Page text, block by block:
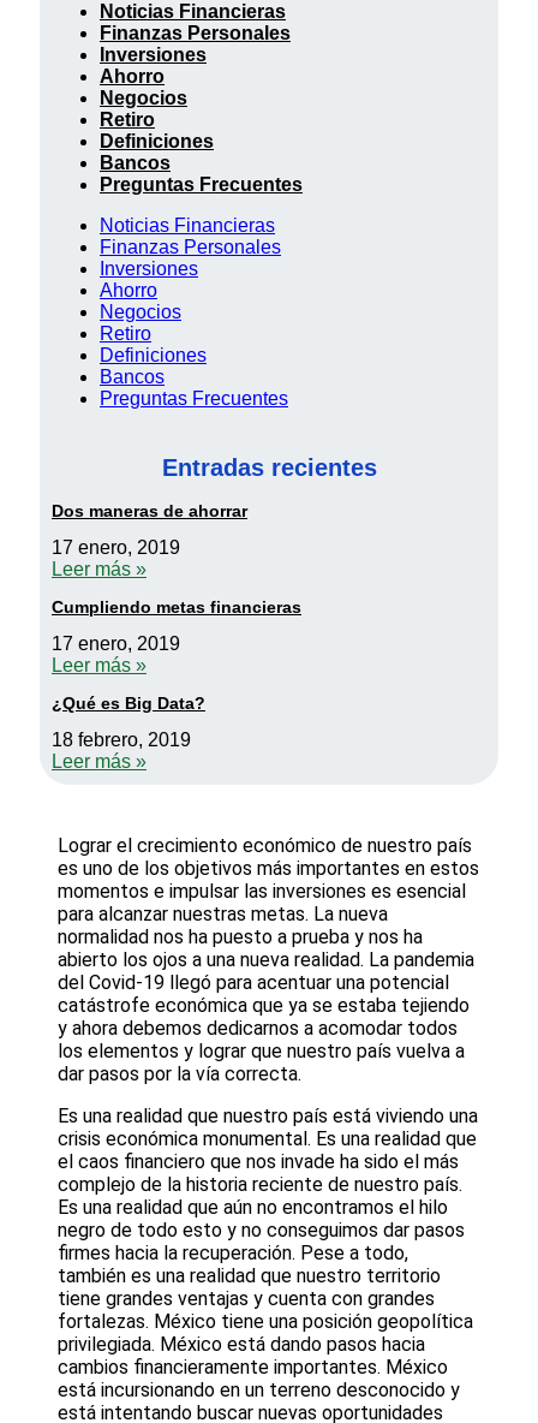
Noticias Financieras
Finanzas Personales
Inversiones
Ahorro
Negocios
Retiro
Definiciones
Bancos
Preguntas Frecuentes
Noticias Financieras
Finanzas Personales
Inversiones
Ahorro
Negocios
Retiro
Definiciones
Bancos
Preguntas Frecuentes
Entradas recientes
Dos maneras de ahorrar
17 enero, 2019
Leer más »
Cumpliendo metas financieras
17 enero, 2019
Leer más »
¿Qué es Big Data?
18 febrero, 2019
Leer más »
Lograr el crecimiento económico de nuestro país
es uno de los objetivos más importantes en estos
momentos e impulsar las inversiones es esencial
para alcanzar nuestras metas. La nueva
normalidad nos ha puesto a prueba y nos ha
abierto los ojos a una nueva realidad. La pandemia
del Covid-19 llegó para acentuar una potencial
catástrofe económica que ya se estaba tejiendo
y ahora debemos dedicarnos a acomodar todos
los elementos y lograr que nuestro país vuelva a
dar pasos por la vía correcta.
Es una realidad que nuestro país está viviendo una
crisis económica monumental. Es una realidad que
el caos financiero que nos invade ha sido el más
complejo de la historia reciente de nuestro país.
Es una realidad que aún no encontramos el hilo
negro de todo esto y no conseguimos dar pasos
firmes hacia la recuperación. Pese a todo,
también es una realidad que nuestro territorio
tiene grandes ventajas y cuenta con grandes
fortalezas. México tiene una posición geopolítica
privilegiada. México está dando pasos hacia
cambios financieramente importantes. México
está incursionando en un terreno desconocido y
está intentando buscar nuevas oportunidades